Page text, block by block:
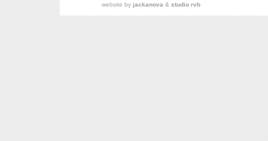
website by jackanova & studio rvb